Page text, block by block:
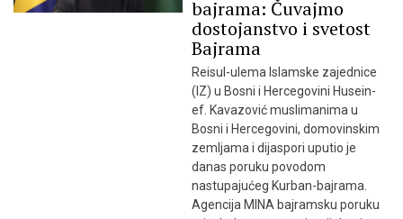
bajrama: Čuvajmo
dostojanstvo i svetost
Bajrama
Reisul-ulema Islamske zajednice
(IZ) u Bosni i Hercegovini Husein-
ef. Kavazović muslimanima u
Bosni i Hercegovini, domovinskim
zemljama i dijaspori uputio je
danas poruku povodom
nastupajućeg Kurban-bajrama.
Agencija MINA bajramsku poruku